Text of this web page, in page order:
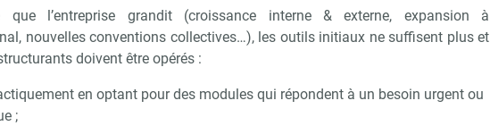
que l’entreprise grandit (croissance interne & externe, expansion à
nouvelles conventions collectives…), les outils initiaux ne suffisent plus et
doivent être opérés :
en optant pour des modules qui répondent à un besoin urgent ou
;